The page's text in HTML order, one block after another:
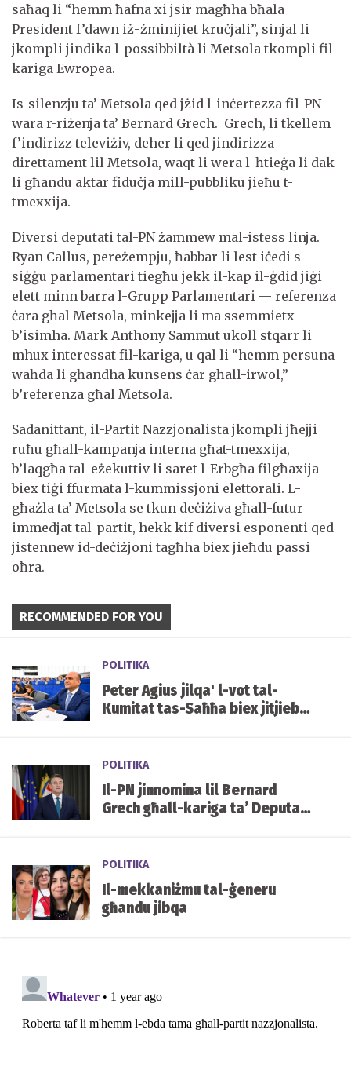
saħaq li “hemm ħafna xi jsir magħha bħala
President f’dawn iż-żminijiet kruċjali”, sinjal li
jkompli jindika l-possibbiltà li Metsola tkompli fil-
kariga Ewropea.
Is-silenzju ta’ Metsola qed jżid l-inċertezza fil-PN
wara r-riżenja ta’ Bernard Grech. Grech, li tkellem
f’indirizz televiżiv, deher li qed jindirizza
direttament lil Metsola, waqt li wera l-ħtieġa li dak
li għandu aktar fiduċja mill-pubbliku jieħu t-
tmexxija.
Diversi deputati tal-PN żammew mal-istess linja.
Ryan Callus, pereżempju, ħabbar li lest iċedi s-
siġġu parlamentari tiegħu jekk il-kap il-ġdid jiġi
elett minn barra l-Grupp Parlamentari — referenza
ċara għal Metsola, minkejja li ma ssemmietx
b’isimha. Mark Anthony Sammut ukoll stqarr li
mhux interessat fil-kariga, u qal li “hemm persuna
waħda li għandha kunsens ċar għall-irwol,”
b’referenza għal Metsola.
Sadanittant, il-Partit Nazzjonalista jkompli jħejji
ruħu għall-kampanja interna għat-tmexxija,
b’laqgħa tal-eżekuttiv li saret l-Erbgħa filgħaxija
biex tiġi ffurmata l-kummissjoni elettorali. L-
għażla ta’ Metsola se tkun deċiżiva għall-futur
immedjat tal-partit, hekk kif diversi esponenti qed
jistennew id-deċiżjoni tagħha biex jieħdu passi
oħra.
RECOMMENDED FOR YOU
POLITIKA
Peter Agius jilqa' l-vot tal-
Kumitat tas-Saħħa biex jitjiebu
POLITIKA
Il-PN jinnomina lil Bernard
Grech għall-kariga ta’ Deputat
POLITIKA
Il-mekkaniżmu tal-ġeneru
għandu jibqa